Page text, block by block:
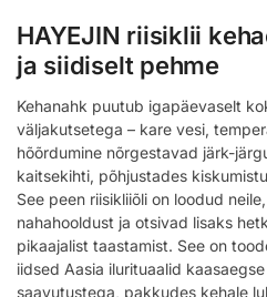
HAYEJIN riisiklii
ja siidiselt pehme
Kehanahk puutub igapäevaselt
väljakutsetega – kare vesi,
hõõrdumine nõrgestavad järk-
kaitsekihti, põhjustades
See peen riisikliiõli on loodud
nahahooldust ja otsivad lisaks
pikaajalist taastamist. See on
iidsed Aasia ilurituaalid
saavutustega, pakkudes kehale